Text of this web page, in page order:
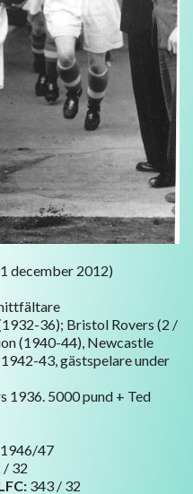
december 2012)
36); Bristol Rovers (2 /
(1940-44), Newcastle
43, gästspelare under
1936. 5000 pund + Ted
1946/47
/ 32
343 / 32